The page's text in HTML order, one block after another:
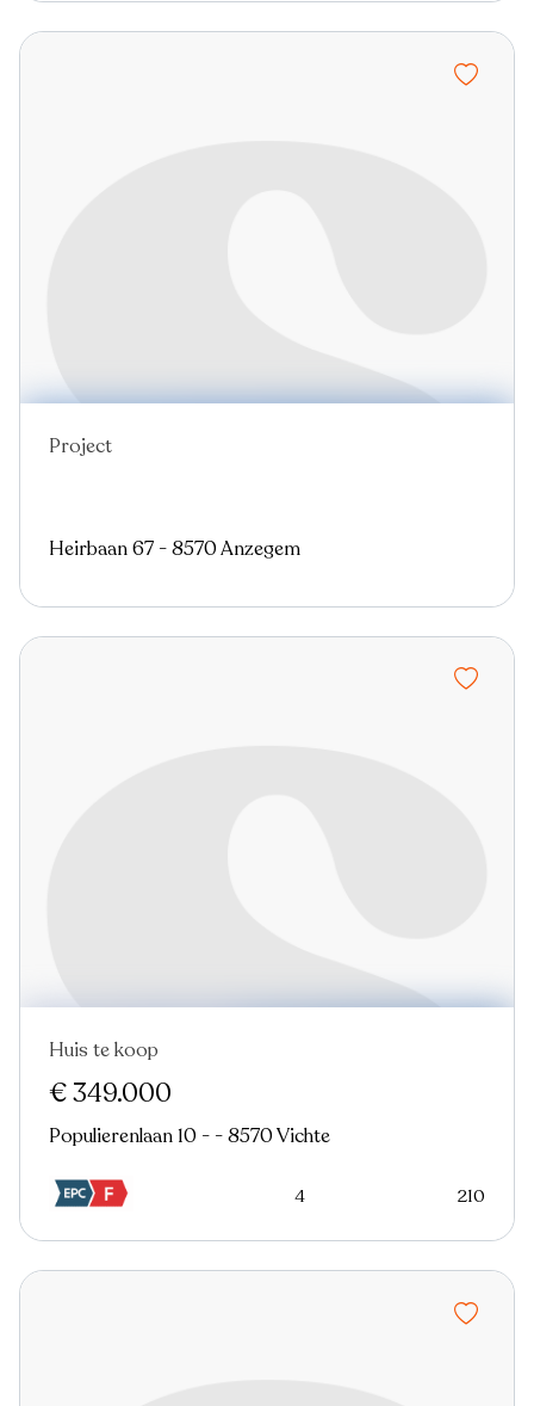
Nieuw
Project
Heirbaan 67 - 8570 Anzegem
Nieuw
Huis te koop
€ 349.000
Populierenlaan 10 - - 8570 Vichte
4 210